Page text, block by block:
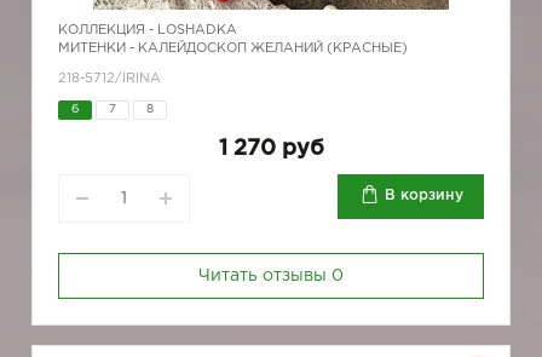
КОЛЛЕКЦИЯ - LOSHADKA
МИТЕНКИ - КАЛЕЙДОСКОП ЖЕЛАНИЙ (КРАСНЫЕ)
218-5712/IRINA
6 7 8
1 270 руб
В корзину
Читать отзывы 0